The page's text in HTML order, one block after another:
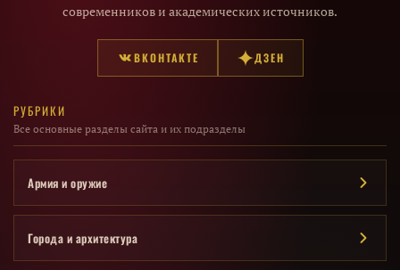
современников и академических источников.
ВКОНТАКТЕ ДЗЕН
РУБРИКИ
Все основные разделы сайта и их подразделы
Армия и оружие
Города и архитектура